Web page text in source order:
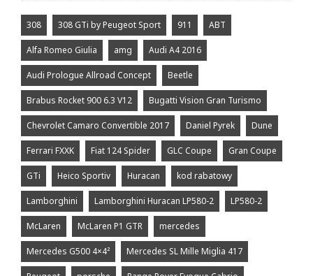
308 308 GTi by Peugeot Sport 911 ABT
Alfa Romeo Giulia amg Audi A4 2016
Audi Prologue Allroad Concept Beetle
Brabus Rocket 900 6.3 V12 Bugatti Vision Gran Turismo
Chevrolet Camaro Convertible 2017 Daniel Pyrek Dune
Ferrari FXXK Fiat 124 Spider GLC Coupe Gran Coupe
GTi Heico Sportiv Huracan kod rabatowy
Lamborghini Lamborghini Huracan LP580-2 LP580-2
McLaren McLaren P1 GTR mercedes
Mercedes G500 4×4² Mercedes SL Mille Miglia 417